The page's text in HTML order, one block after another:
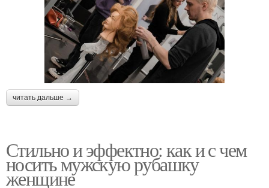
читать дальше →
Стильно и эффектно: как и с чем
носить мужскую рубашку
женщине